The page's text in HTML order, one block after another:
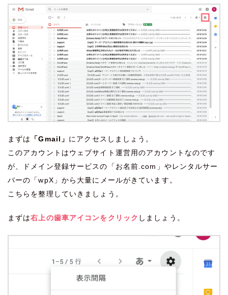
まずは 「Gmail」 にアクセスしましょう。
このアカウントはウェブサイト運営用のアカウントなのです
が、ドメイン登録サービスの「お名前.com」やレンタルサー
バーの「wpX」から大量にメールがきています。
こちらを整理していきましょう。
まずは右上の歯車アイコンをクリック しましょう。